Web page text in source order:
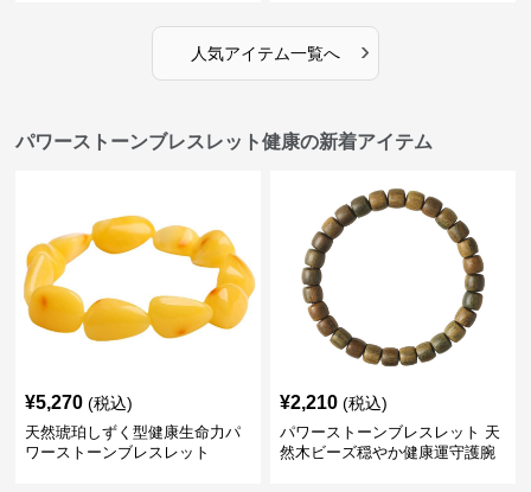
人気アイテム一覧へ ›
パワーストーンブレスレット健康の新着アイテム
¥5,270 (税込)
天然琥珀しずく型健康生命力パ
ワーストーンブレスレット
¥2,210 (税込)
パワーストーンブレスレット 天
然木ビーズ穏やか健康運守護腕